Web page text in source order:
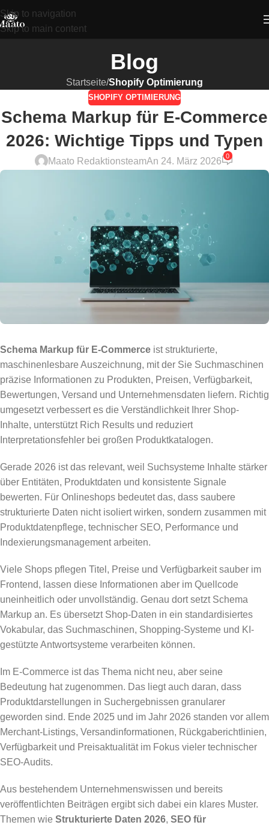
Skip to navigation
Skip to main content
Blog
Startseite/Shopify Optimierung
SHOPIFY OPTIMIERUNG
Schema Markup für E-Commerce
2026: Wichtige Tipps und Typen
Maato RedaktionsteamAn 24. März 2026
0
Schema Markup für E-Commerce ist strukturierte,
maschinenlesbare Auszeichnung, mit der Sie Suchmaschinen
präzise Informationen zu Produkten, Preisen, Verfügbarkeit,
Bewertungen, Versand und Unternehmensdaten liefern. Richtig
umgesetzt verbessert es die Verständlichkeit Ihrer Shop-
Inhalte, unterstützt Rich Results und reduziert
Interpretationsfehler bei großen Produktkatalogen.
Gerade 2026 ist das relevant, weil Suchsysteme Inhalte stärker
über Entitäten, Produktdaten und konsistente Signale
bewerten. Für Onlineshops bedeutet das, dass saubere
strukturierte Daten nicht isoliert wirken, sondern zusammen mit
Produktdatenpflege, technischer SEO, Performance und
Indexierungsmanagement arbeiten.
Viele Shops pflegen Titel, Preise und Verfügbarkeit sauber im
Frontend, lassen diese Informationen aber im Quellcode
uneinheitlich oder unvollständig. Genau dort setzt Schema
Markup an. Es übersetzt Shop-Daten in ein standardisiertes
Vokabular, das Suchmaschinen, Shopping-Systeme und KI-
gestützte Antwortsysteme verarbeiten können.
Im E-Commerce ist das Thema nicht neu, aber seine
Bedeutung hat zugenommen. Das liegt auch daran, dass
Produktdarstellungen in Suchergebnissen granularer
geworden sind. Ende 2025 und im Jahr 2026 standen vor allem
Merchant-Listings, Versandinformationen, Rückgaberichtlinien,
Verfügbarkeit und Preisaktualität im Fokus vieler technischer
SEO-Audits.
Aus bestehendem Unternehmenswissen und bereits
veröffentlichten Beiträgen ergibt sich dabei ein klares Muster.
Themen wie Strukturierte Daten 2026, SEO für